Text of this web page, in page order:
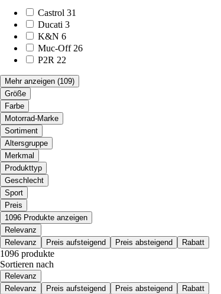
Castrol 31
Ducati 3
K&N 6
Muc-Off 26
P2R 22
Mehr anzeigen (109)
Größe
Farbe
Motorrad-Marke
Sortiment
Altersgruppe
Merkmal
Produkttyp
Geschlecht
Sport
Preis
1096 Produkte anzeigen
Relevanz
Relevanz
Preis aufsteigend Preis absteigend Rabatt
1096 produkte
Sortieren nach
Relevanz
Relevanz
Preis aufsteigend Preis absteigend Rabatt